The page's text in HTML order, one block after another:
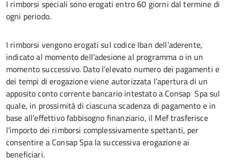
I rimborsi speciali sono erogati entro 60 giorni dal termine di
ogni periodo.
I rimborsi vengono erogati sul codice Iban dell’aderente,
indicato al momento dell’adesione al programma o in un
momento successivo. Dato l’elevato numero dei pagamenti e
dei tempi di erogazione viene autorizzata l’apertura di un
apposito conto corrente bancario intestato a Consap Spa sul
quale, in prossimità di ciascuna scadenza di pagamento e in
base all’effettivo fabbisogno finanziario, il Mef trasferisce
l’importo dei rimborsi complessivamente spettanti, per
consentire a Consap Spa la successiva erogazione ai
beneficiari.